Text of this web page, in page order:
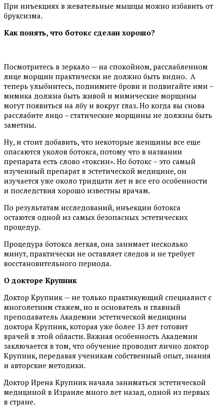
При инъекциях в жевательные мышцы можно избавить от
бруксизма.
Как понять, что ботокс сделан хорошо?
Посмотритесь в зеркало — на спокойном, расслабленном
лице морщин практически не должно быть видно. А
теперь улыбнитесь, поднимите брови и подвигайте ими –
мимика должна быть живой и мимические морщины
могут появиться на лбу и вокруг глаз. Но когда вы снова
расслабите лицо – статические морщины не должны быть
заметны.
Ну, и стоит добавить, что некоторые женщины все еще
опасаются уколов ботокса, потому что в названии
препарата есть слово «токсин». Но ботокс – это самый
изученный препарат в эстетической медицине, он
изучается уже около тридцати лет и все его особенности
и последствия хорошо известны врачам.
По результатам исследований, инъекции ботокса
остаются одной из самых безопасных эстетических
процедур.
Процедура ботокса легкая, она занимает несколько
минут, практически не оставляет следов и не требует
восстановительного периода.
О докторе Крупник
Доктор Крупник — не только практикующий специалист с
многолетним стажем, но и основатель и главный
преподаватель Академии эстетической медицины
доктора Крупник, которая уже более 13 лет готовит
врачей в этой области. Важная особенность Академии
заключается в том, что обучение проводит лично доктор
Крупник, передавая ученикам собственный опыт, знания
и авторские методики.
Доктор Ирена Крупник начала заниматься эстетической
медициной в Израиле много лет назад, одной из первых
в стране.